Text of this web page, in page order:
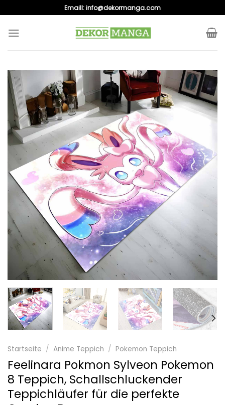
to
content
Emaill:info@dekormanga.com
Startseite / Anime Teppich / Pokemon Teppich
Feelinara Pokmon Sylveon Pokemon
8 Teppich, Schallschluckender
Teppichläufer für die perfekte